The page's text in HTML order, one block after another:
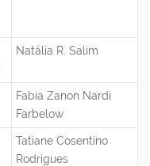
Natália R. Salim
Fabia Zanon Nardi
Farbelow
Tatiane Cosentino
Rodrigues